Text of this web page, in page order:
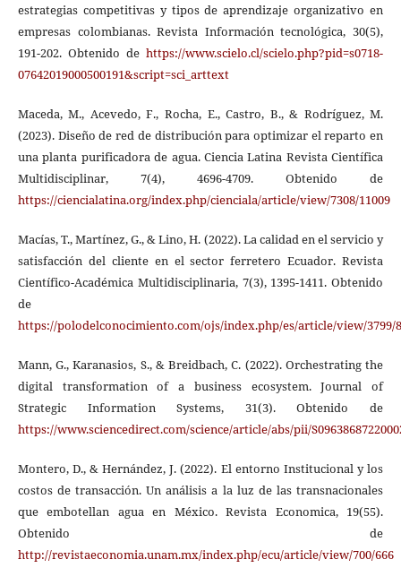
estrategias competitivas y tipos de aprendizaje organizativo en
empresas colombianas. Revista Información tecnológica, 30(5),
191-202. Obtenido dehttps://www.scielo.cl/scielo.php?pid=s0718-
07642019000500191&script=sci_arttext
Maceda, M., Acevedo, F., Rocha, E., Castro, B., & Rodríguez, M.
(2023). Diseño de red de distribución para optimizar el reparto en
una planta purificadora de agua. Ciencia Latina Revista Científica
Multidisciplinar, 7(4), 4696-4709. Obtenido de
https://ciencialatina.org/index.php/cienciala/article/view/7308/11009
Macías, T., Martínez, G., & Lino, H. (2022). La calidad en el servicio y
satisfacción del cliente en el sector ferretero Ecuador. Revista
Científico-Académica Multidisciplinaria, 7(3), 1395-1411. Obtenido
de
https://polodelconocimiento.com/ojs/index.php/es/article/view/3799/
Mann, G., Karanasios, S., & Breidbach, C. (2022). Orchestrating the
digital transformation of a business ecosystem. Journal of
Strategic Information Systems, 31(3). Obtenido de
https://www.sciencedirect.com/science/article/abs/pii/
Montero, D., & Hernández, J. (2022). El entorno Institucional y los
costos de transacción. Un análisis a la luz de las transnacionales
que embotellan agua en México. Revista Economica, 19(55).
Obtenido de
http://revistaeconomia.unam.mx/index.php/ecu/article/view/700/666